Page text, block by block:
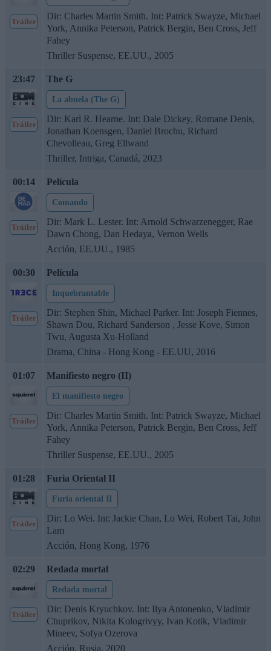
Tráiler
Dir: Charles Martin Smith. Int: Patrick Swayze, Michael
York, Annika Peterson, Patrick Bergin, Ben Cross, Jeff
Fahey
Thriller Suspense, EE.UU., 2005
23:47
Tráiler
The G
La abuela (The G)
Dir: Karl R. Hearne. Int: Dale Dickey, Romane Denis,
Jonathan Koensgen, Daniel Brochu, Richard
Chevolleau, Greg Ellwand
Thriller, Intriga, Canadá, 2023
00:14
Tráiler
Película
Comando
Dir: Mark L. Lester. Int: Arnold Schwarzenegger, Rae
Dawn Chong, Dan Hedaya, Vernon Wells
Acción, EE.UU., 1985
00:30
Tráiler
Película
Inquebrantable
Dir: Stephen Shin, Michael Parker. Int: Joseph Fiennes,
Shawn Dou, Richard Sanderson , Jesse Kove, Simon
Twu, Augusta Xu-Holland
Drama, China - Hong Kong - EE.UU, 2016
01:07
Tráiler
Manifiesto negro (II)
El manifiesto negro
Dir: Charles Martin Smith. Int: Patrick Swayze, Michael
York, Annika Peterson, Patrick Bergin, Ben Cross, Jeff
Fahey
Thriller Suspense, EE.UU., 2005
01:28
Tráiler
Furia Oriental II
Furia oriental II
Dir: Lo Wei. Int: Jackie Chan, Lo Wei, Robert Tai, John
Lam
Acción, Hong Kong, 1976
02:29
Tráiler
Redada mortal
Redada mortal
Dir: Denis Kryuchkov. Int: Ilya Antonenko, Vladimir
Chuprikov, Nikita Kologrivyy, Ivan Kotik, Vladimir
Mineev, Sofya Ozerova
Acción, Rusia, 2020